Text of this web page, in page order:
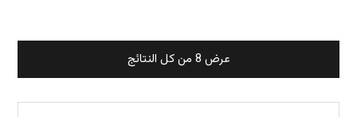
عرض ⁦8⁩ من كل النتائج